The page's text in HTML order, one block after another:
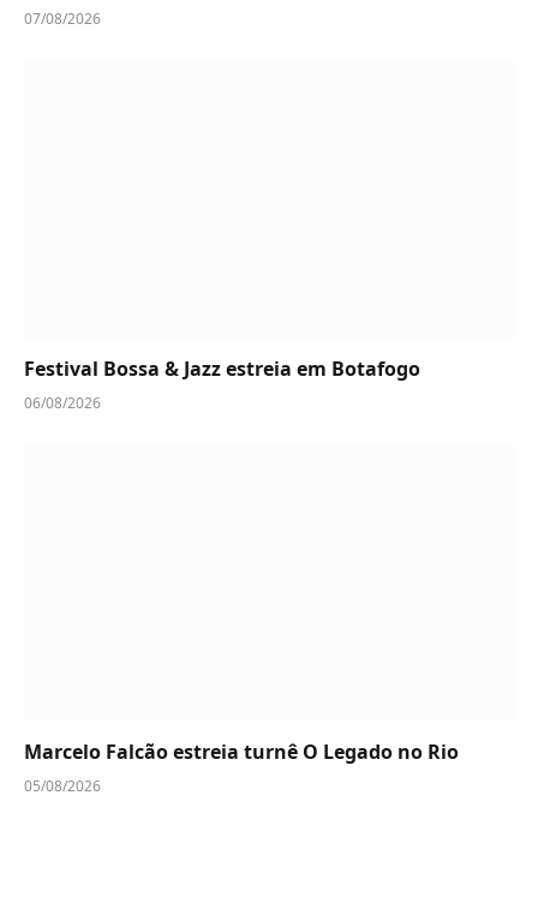
07/08/2026
Festival Bossa & Jazz estreia em Botafogo
06/08/2026
Marcelo Falcão estreia turnê O Legado no Rio
05/08/2026